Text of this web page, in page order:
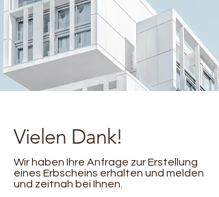
Vielen Dank!
Wir haben Ihre Anfrage zur Erstellung
eines Erbscheins erhalten und melden
und zeitnah bei Ihnen.